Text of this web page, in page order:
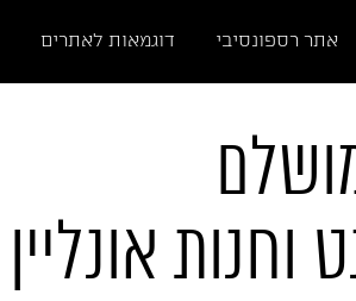
אתר רספונסיבי דוגמאות לאתרים
אונליין